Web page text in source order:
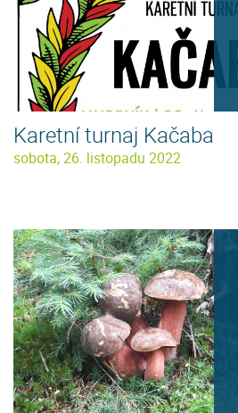
Karetní turnaj Kačaba
sobota, 26. listopadu 2022